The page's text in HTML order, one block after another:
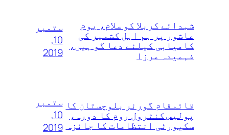
شہدائے کربلا کو سلام، یوم
عاشور پر ہم اہل کشمیر کی
کامیابی کیلئے دعا گو ہیں،
فہمیدہ مرزا
ستمبر
10,
2019
قائمقام گورنر بلوچستان کا
پولیس کنٹرول روم کا دورہ،
سکیورٹی انتظامات کا جائزہ
ستمبر
10,
2019